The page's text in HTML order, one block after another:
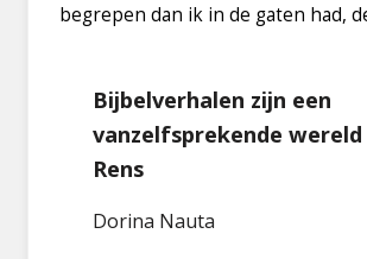
begrepen dan ik in de gaten had,
Bijbelverhalen zijn een
vanzelfsprekende
Rens
Dorina Nauta